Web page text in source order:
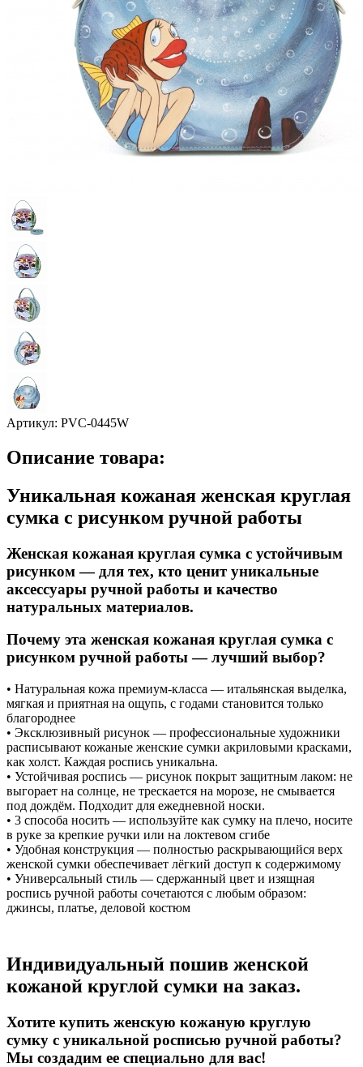
Артикул: PVС-0445W
Описание товара:
Уникальная кожаная женская круглая
сумка с рисунком ручной работы
Женская кожаная круглая сумка с устойчивым
рисунком — для тех, кто ценит уникальные
аксессуары ручной работы и качество
натуральных материалов.
Почему эта женская кожаная круглая сумка с
рисунком ручной работы — лучший выбор?
• Натуральная кожа премиум-класса — итальянская выделка,
мягкая и приятная на ощупь, с годами становится только
благороднее
• Эксклюзивный рисунок — профессиональные художники
расписывают кожаные женские сумки акриловыми красками,
как холст. Каждая роспись уникальна.
• Устойчивая роспись — рисунок покрыт защитным лаком: не
выгорает на солнце, не трескается на морозе, не смывается
под дождём. Подходит для ежедневной носки.
• 3 способа носить — используйте как сумку на плечо, носите
в руке за крепкие ручки или на локтевом сгибе
• Удобная конструкция — полностью раскрывающийся верх
женской сумки обеспечивает лёгкий доступ к содержимому
• Универсальный стиль — сдержанный цвет и изящная
роспись ручной работы сочетаются с любым образом:
джинсы, платье, деловой костюм
Индивидуальный пошив женской
кожаной круглой сумки на заказ.
Хотите купить женскую кожаную круглую
сумку с уникальной росписью ручной работы?
Мы создадим ее специально для вас!